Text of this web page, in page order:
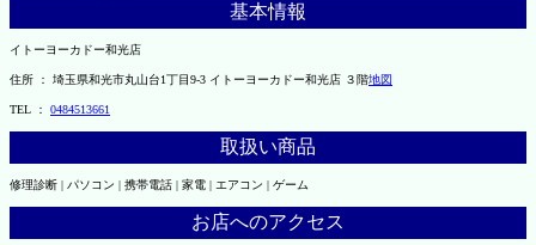
基本情報
イトーヨーカドー和光店
住所 ： 埼玉県和光市丸山台1丁目9-3 イトーヨーカドー和光店 ３階地図
TEL ： 0484513661
取扱い商品
修理診断 | パソコン | 携帯電話 | 家電 | エアコン | ゲーム
お店へのアクセス